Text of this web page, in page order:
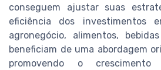
conseguem ajustar suas
eficiência dos investimentos
agronegócio, alimentos,
beneficiam de uma abordagem
promovendo o